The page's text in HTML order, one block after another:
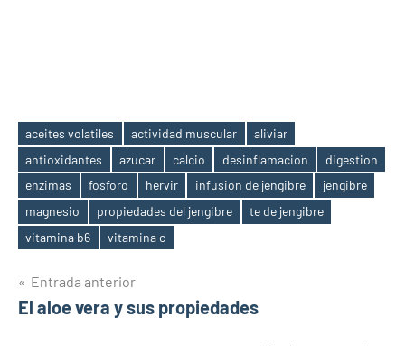
Etiquetas
aceites volatiles actividad muscular
aliviar
antioxidantes
azucar calcio desinflamacion
digestion
enzimas
fosforo hervir infusion de jengibre
jengibre
magnesio
propiedades del jengibre
te de jengibre
vitamina b6
vitamina c
Navegación
de
Entrada anterior
El aloe vera y sus propiedades